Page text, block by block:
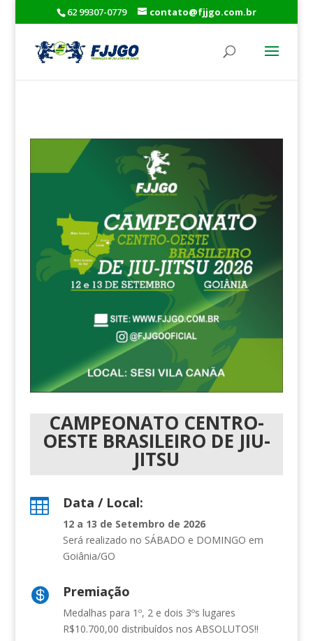
62 99307-0779 contato@fjjgo.com.br
CAMPEONATO CENTRO-
OESTE BRASILEIRO DE JIU-
JITSU
 Data / Local:
12 a 13 de Setembro de 2026
Será realizado no SÁBADO e DOMINGO em
Goiânia/GO
 Premiação
Medalhas para 1º, 2 e dois 3ºs lugares
R$10.700,00 distribuídos nos ABSOLUTOS!!